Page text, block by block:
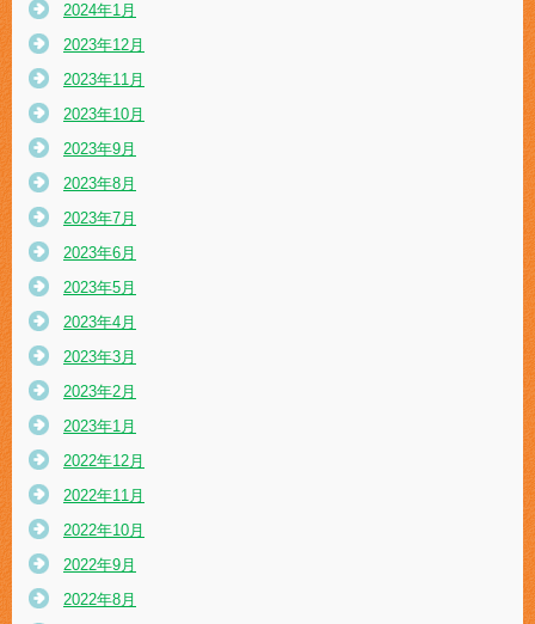
2024年1月
2023年12月
2023年11月
2023年10月
2023年9月
2023年8月
2023年7月
2023年6月
2023年5月
2023年4月
2023年3月
2023年2月
2023年1月
2022年12月
2022年11月
2022年10月
2022年9月
2022年8月